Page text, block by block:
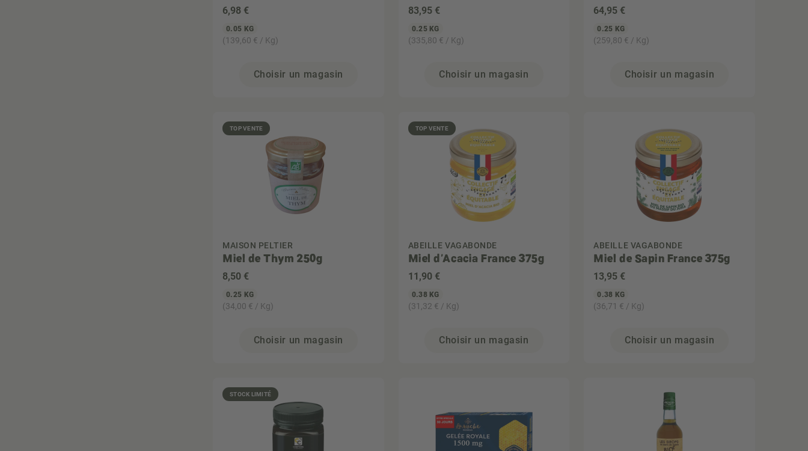
6,98 €
0.05 KG
(139,60 € / Kg)
Choisir un magasin
83,95 €
0.25 KG
(335,80 € / Kg)
Choisir un magasin
64,95 €
0.25 KG
(259,80 € / Kg)
Choisir un magasin
TOP VENTE
MAISON PELTIER
Miel de Thym 250g
8,50 €
0.25 KG
(34,00 € / Kg)
Choisir un magasin
TOP VENTE
ABEILLE VAGABONDE
Miel d'Acacia France 375g
11 ,90 €
0.38 KG
(31,32 € / Kg)
Choisir un magasin
ABEILLE VAGABONDE
Miel de Sapin France 375g
13,95 €
0.38 KG
(36,71 € / Kg)
Choisir un magasin
STOCK LIMITÉ